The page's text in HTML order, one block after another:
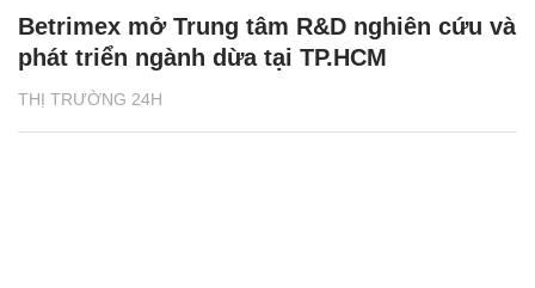
THỊ TRƯỜNG 24H
Betrimex mở Trung tâm R&D nghiên cứu và
phát triển ngành dừa tại TP.HCM